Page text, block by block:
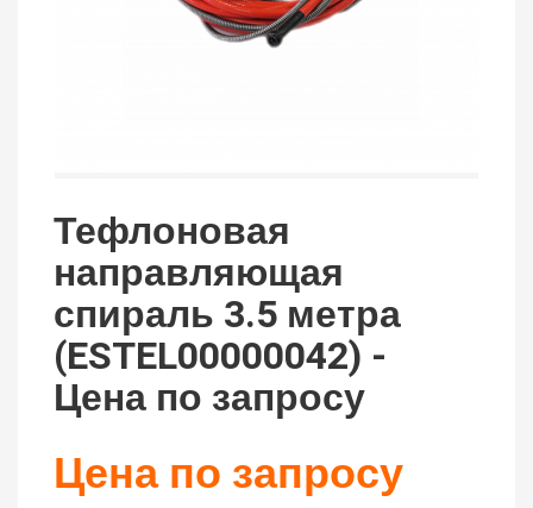
Тефлоновая
направляющая
спираль 3.5 метра
(ESTEL00000042) -
Цена по запросу
Цена по запросу